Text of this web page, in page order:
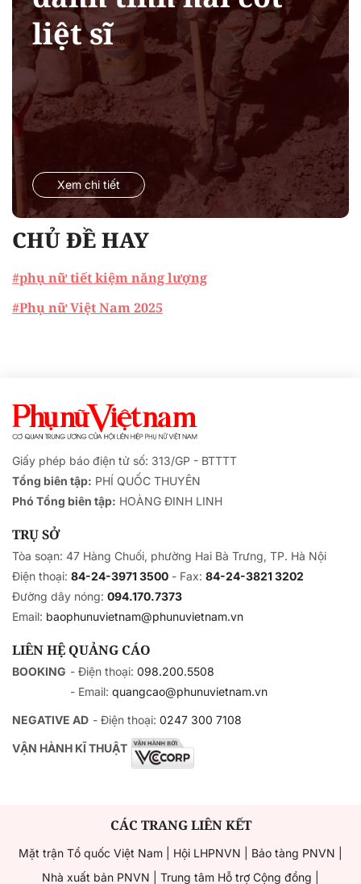
liệt sĩ
Xem chi tiết
CHỦ ĐỀ HAY
#phụ nữ tiết kiệm năng lượng
#Phụ nữ Việt Nam 2025
Giấy phép báo điện tử số: 313/GP - BTTTT
Tổng biên tập: PHÍ QUỐC THUYÊN
Phó Tổng biên tập: HOÀNG ĐINH LINH
TRỤ SỞ
Tòa soạn: 47 Hàng Chuối, phường Hai Bà Trưng, TP. Hà Nội
Điện thoại: 84-24-3971 3500 - Fax: 84-24-3821 3202
Đường dây nóng: 094.170.7373
Email: baophunuvietnam@phunuvietnam.vn
LIÊN HỆ QUẢNG CÁO
BOOKING - Điện thoại: 098.200.5508
- Email: quangcao@phunuvietnam.vn
NEGATIVE AD - Điện thoại: 0247 300 7108
VẬN HÀNH KĨ THUẬT
CÁC TRANG LIÊN KẾT
Mặt trận Tổ quốc Việt Nam Hội LHPNVN Bảo tàng PNVN
Nhà xuất bản PNVN
Trung tâm Hỗ trợ Cộng đồng